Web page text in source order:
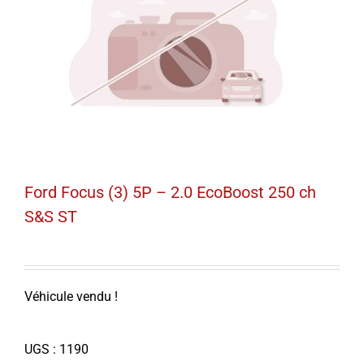
Ford Focus (3) 5P – 2.0 EcoBoost 250 ch
S&S ST
Véhicule vendu !
UGS : 1190